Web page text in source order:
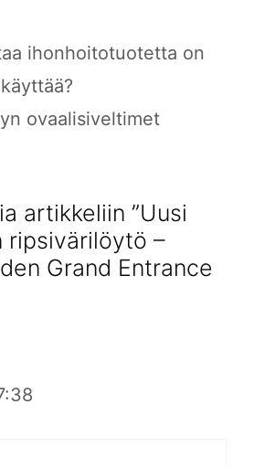
ihonhoitotuotetta on
ovaalisiveltimet
artikkeliin ”Uusi
ripsivärilöytö –
Grand Entrance